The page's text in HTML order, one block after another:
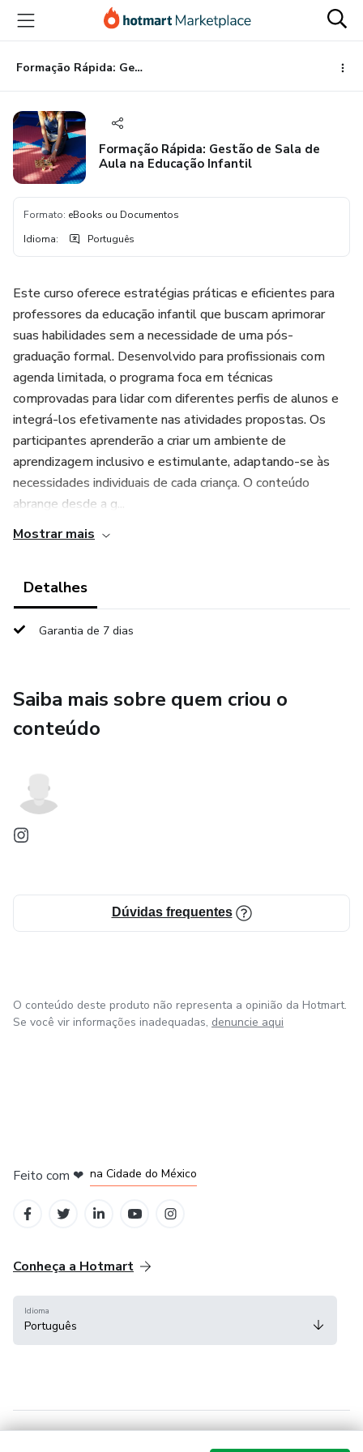
para
conteúdo
principal
para
pagamento
para
rodapé
Formação Rápida: Gestão de Sala de Aula na Educação Infantil
Formação Rápida: Gestão de Sala de
Aula na Educação Infantil
Formato: eBooks ou Documentos
Idioma: Português
Este curso oferece estratégias práticas e eficientes para
professores da educação infantil que buscam aprimorar
suas habilidades sem a necessidade de uma pós-
graduação formal. Desenvolvido para profissionais com
agenda limitada, o programa foca em técnicas
comprovadas para lidar com diferentes perfis de alunos e
integrá-los efetivamente nas atividades propostas. Os
participantes aprenderão a criar um ambiente de
aprendizagem inclusivo e estimulante, adaptando-se às
necessidades individuais de cada criança. O conteúdo
abrange desde a g...
Mostrar mais
Detalhes
Garantia de 7 dias
Saiba mais sobre quem criou o
conteúdo
Dúvidas frequentes
O conteúdo deste produto não representa a opinião da Hotmart.
Se você vir informações inadequadas, denuncie aqui
Feito com ❤ na Cidade do México
Conheça a Hotmart
Idioma
Português